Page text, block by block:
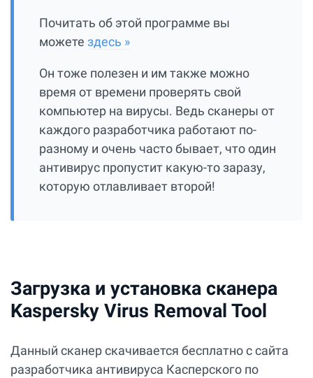
Почитать об этой программе вы
можете здесь »
Он тоже полезен и им также можно
время от времени проверять свой
компьютер на вирусы. Ведь сканеры от
каждого разработчика работают по-
разному и очень часто бывает, что один
антивирус пропустит какую-то заразу,
которую отлавливает второй!
Загрузка и установка сканера
Kaspersky Virus Removal Tool
Данный сканер скачивается бесплатно с сайта
разработчика антивируса Касперского по